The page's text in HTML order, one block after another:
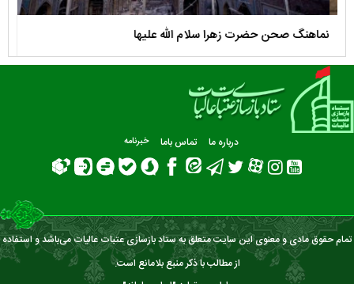
نماهنگ صحن حضرت زهرا سلام الله علیها
درباره ما تماس باما خبرنامه
تمام حقوق مادی و معنوی این سایت متعلق به ستاد بازسازی عتبات عالیات می‌باشد و استفاده
از مطالب با ذکر منبع بلامانع است.